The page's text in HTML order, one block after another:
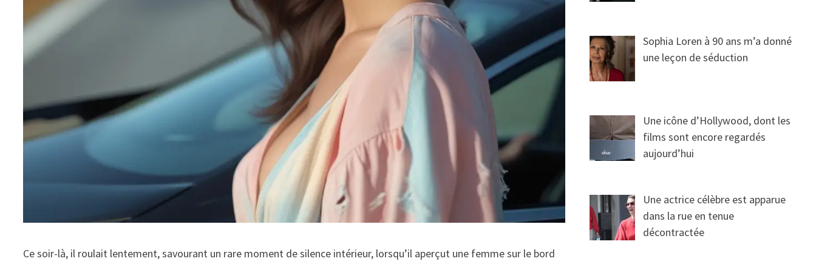
Ce soir-là, il roulait lentement, savourant un rare moment de silence intérieur, lorsqu’il aperçut une femme sur le bord
Sophia Loren à 90 ans m’a donné
une leçon de séduction
Une icône d’Hollywood, dont les
films sont encore regardés
aujourd’hui
Une actrice célèbre est apparue
dans la rue en tenue
décontractée